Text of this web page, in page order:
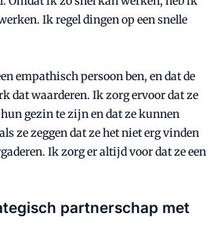
Ik regel dingen op een snelle
empathisch persoon ben, en dat de
dat waarderen. Ik zorg ervoor dat ze
gezin te zijn en dat ze kunnen
ze zeggen dat ze het niet erg vinden
Ik zorg er altijd voor dat ze een
partnerschap met